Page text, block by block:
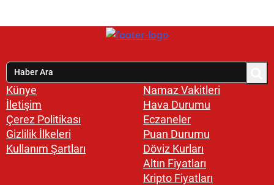
Künye
İletişim
Çerez Politikası
Gizlilik İlkeleri
Kullanım Şartları
Namaz Vakitleri
Hava Durumu
Eczaneler
Puan Durumu
Döviz Kurları
Altın Fiyatları
Kripto Fiyatları